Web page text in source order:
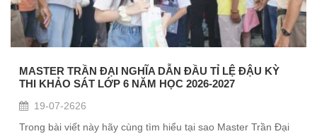
MASTER TRẦN ĐẠI NGHĨA DẪN ĐẦU TỈ LỆ ĐẬU KỲ
THI KHẢO SÁT LỚP 6 NĂM HỌC 2026-2027
19-07-2626
Trong bài viết này hãy cùng tìm hiểu tại sao Master Trần Đại